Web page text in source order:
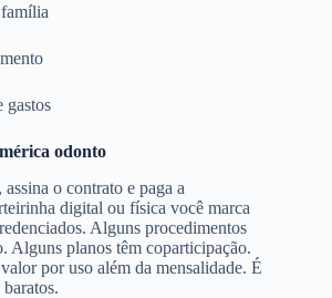
gastos
odonto
o contrato e paga a
digital ou física você marca
Alguns procedimentos
Alguns planos têm coparticipação.
por uso além da mensalidade. É